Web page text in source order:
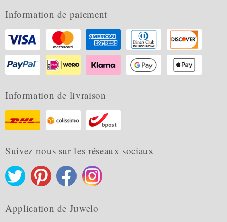
Information de paiement
Information de livraison
Suivez nous sur les réseaux sociaux
Application de Juwelo